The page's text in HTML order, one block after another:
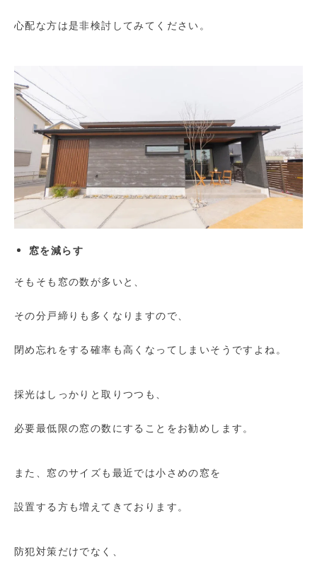
心配な方は是非検討してみてください。
窓を減らす
そもそも窓の数が多いと、
その分戸締りも多くなりますので、
閉め忘れをする確率も高くなってしまいそうですよね。
採光はしっかりと取りつつも、
必要最低限の窓の数にすることをお勧めします。
また、窓のサイズも最近では小さめの窓を
設置する方も増えてきております。
防犯対策だけでなく、